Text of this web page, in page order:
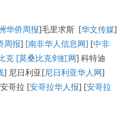
华侨周报]毛里求斯 [华文传媒]
周报] [南非华人信息网] [中非
克 [莫桑比克剑虹网] 科特迪
] 尼日利亚[尼日利亚华人网]
哥拉 [安哥拉华人报] [安哥拉